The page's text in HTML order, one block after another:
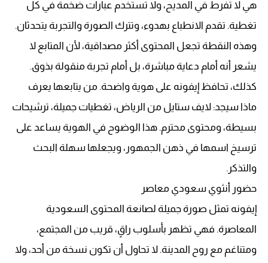
هي لا تفرط في المديح، ولا تستخدم عبارات ضخمة في كل
تغطية. تقدم الانطباع بهدوء، وتترك الصورة والتجربة يتحدثان.
وهذه النقطة تجعل المحتوى أكثر مصداقية، لأن المتابع لا
يشعر أنه أمام دعاية مباشرة، بل أمام تجربة منقولة بذوق.
كذلك، تحافظ إيفونه على هوية واضحة. من يتابعها يعرف
ماذا سيجد: لايف ستايل من الرياض، تغطيات جميلة، ترشيحات
بسيطة، ومحتوى محترم. هذا الوضوح في الهوية يساعد على
ترسيخ اسمها في ذهن الجمهور، ويجعلها سهلة البحث
والتذكر.
حضور أنثوي سعودي معاصر
إيفونه تمثل صورة جميلة لصانعة المحتوى السعودية
المعاصرة. فهي تظهر بأسلوب راقٍ، قريب من المجتمع،
ومتناغم مع روح المدينة. لا تحاول أن تكون نسخة من أحد، ولا